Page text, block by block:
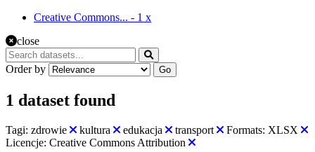
Creative Commons... - 1 x
close
Order by Go
1 dataset found
Tagi: zdrowie kultura edukacja transport Formats: XLSX
Licencje: Creative Commons Attribution